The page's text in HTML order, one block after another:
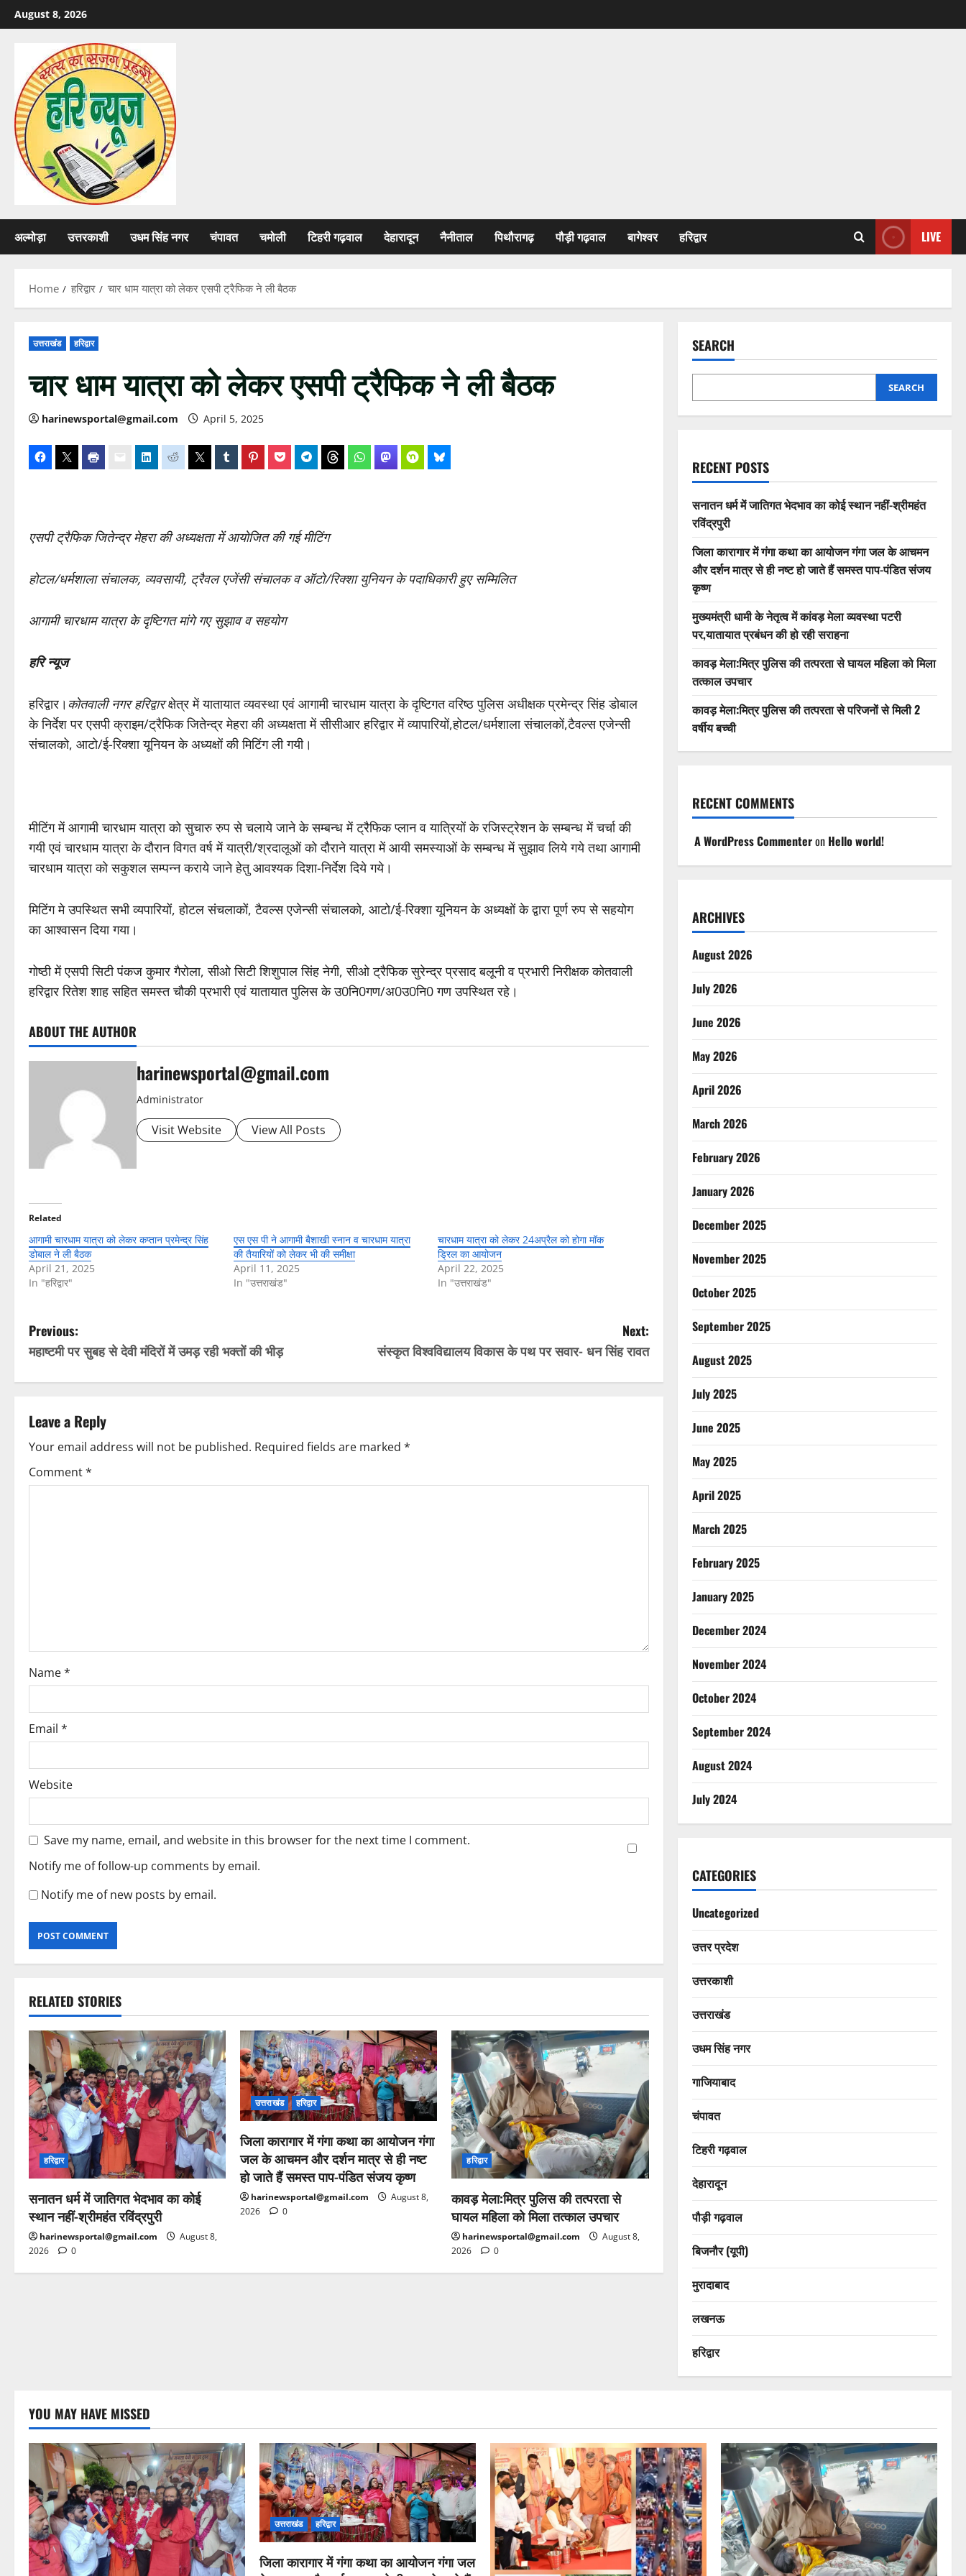
Skip
to
August 8, 2026
अल्मोड़ा उत्तरकाशी उधम सिंह नगर चंपावत चमोली टिहरी गढ़वाल देहारादून नैनीताल पिथौरागढ़ पौड़ी गढ़वाल बागेश्वर हरिद्वार LIVE
Home हरिद्वार चार धाम यात्रा को लेकर एसपी ट्रैफिक ने ली बैठक
उत्तराखंड हरिद्वार
चार धाम यात्रा को लेकर एसपी ट्रैफिक ने ली बैठक
harinewsportal@gmail.com April 5, 2025
एसपी ट्रैफिक जितेन्द्र मेहरा की अध्यक्षता में आयोजित की गई मीटिंग
होटल/धर्मशाला संचालक, व्यवसायी, ट्रैवल एजेंसी संचालक व ऑटो/रिक्शा युनियन के पदाधिकारी हुए सम्मिलित
आगामी चारधाम यात्रा के दृष्टिगत मांगे गए सुझाव व सहयोग
हरि न्यूज
हरिद्वार। कोतवाली नगर हरिद्वारक्षेत्र में यातायात व्यवस्था एवं आगामी चारधाम यात्रा के दृष्टिगत वरिष्ठ पुलिस अधीक्षक प्रमेन्द्र सिंह डोबाल
के निर्देश पर एसपी क्राइम/ट्रैफिक जितेन्द्र मेहरा की अध्यक्षता में सीसीआर हरिद्वार में व्यापारियों,होटल/धर्मशाला संचालकों,टैवल्स एजेन्सी
संचालको, आटो/ई-रिक्शा यूनियन के अध्यक्षों की मिटिंग ली गयी।
मीटिंग में आगामी चारधाम यात्रा को सुचारु रुप से चलाये जाने के सम्बन्ध में ट्रैफिक प्लान व यात्रियों के रजिस्ट्रेशन के सम्बन्ध में चर्चा की
गयी एवं चारधाम यात्रा के दौरान विगत वर्ष में यात्री/श्रदालूओं को दौराने यात्रा में आयी समस्याओं के सम्बन्ध में सुझाव लिये गये तथा आगामी
चारधाम यात्रा को सकुशल सम्पन्न कराये जाने हेतु आवश्यक दिशा-निर्देश दिये गये।
मिटिंग मे उपस्थित सभी व्यपारियों, होटल संचलाकों, टैवल्स एजेन्सी संचालको, आटो/ई-रिक्शा यूनियन के अध्यक्षों के द्वारा पूर्ण रुप से सहयोग
का आश्वासन दिया गया।
गोष्ठी में एसपी सिटी पंकज कुमार गैरोला, सीओ सिटी शिशुपाल सिंह नेगी, सीओ ट्रैफिक सुरेन्द्र प्रसाद बलूनी व प्रभारी निरीक्षक कोतवाली
हरिद्वार रितेश शाह सहित समस्त चौकी प्रभारी एवं यातायात पुलिस के उ0नि0गण/अ0उ0नि0 गण उपस्थित रहे।
ABOUT THE AUTHOR
harinewsportal@gmail.com
Administrator
Visit Website View All Posts
Related
आगामी चारधाम यात्रा को लेकर कप्तान प्रमेन्द्र सिंह
डोबाल ने ली बैठक
April 21, 2025
In "हरिद्वार"
एस एस पी ने आगामी बैशाखी स्नान व चारधाम यात्रा
की तैयारियों को लेकर भी की समीक्षा
April 11, 2025
In "उत्तराखंड"
चारधाम यात्रा को लेकर 24अप्रैल को होगा मॉक
ड्रिल का आयोजन
April 22, 2025
In "उत्तराखंड"
P
o
s
t
n
a
i
o
n
Previous:
महाष्टमी पर सुबह से देवी मंदिरों में उमड़ रही भक्तों की भीड़
Next:
संस्कृत विश्वविद्यालय विकास के पथ पर सवार- धन सिंह रावत
Leave a Reply
Your email address will not be published. Required fields are marked *
Comment*
Name*
Email *
Website
Save my name, email, and website in this browser for the next time I comment.
Notify me of follow-up comments by email.
Notify me of new posts by email.
RELATED STORIES
हरिद्वार
सनातन धर्म में जातिगत भेदभाव का कोई
स्थान नहीं-श्रीमहंत रविंद्रपुरी
harinewsportal@gmail.com
August 8,
2026
0
उत्तराखंड हरिद्वार
जिला कारागार में गंगा कथा का आयोजन गंगा
जल के आचमन और दर्शन मात्र से ही नष्ट
हो जाते हैं समस्त पाप-पंडित संजय कृष्ण
harinewsportal@gmail.com
August 8,
2026
0
हरिद्वार
कावड़ मेला:मित्र पुलिस की तत्परता से
घायल महिला को मिला तत्काल उपचार
harinewsportal@gmail.com
August 8,
2026
0
SEARCH
SEARCH
RECENT POSTS
सनातन धर्म में जातिगत भेदभाव का कोई स्थान नहीं-श्रीमहंत
रविंद्रपुरी
जिला कारागार में गंगा कथा का आयोजन गंगा जल के आचमन
और दर्शन मात्र से ही नष्ट हो जाते हैं समस्त पाप-पंडित संजय
कृष्ण
मुख्यमंत्री धामी के नेतृत्व में कांवड़ मेला व्यवस्था पटरी
पर,यातायात प्रबंधन की हो रही सराहना
कावड़ मेला:मित्र पुलिस की तत्परता से घायल महिला को मिला
तत्काल उपचार
कावड़ मेला:मित्र पुलिस की तत्परता से परिजनों से मिली 2
वर्षीय बच्ची
RECENT COMMENTS
A WordPress Commenteron Hello world!
ARCHIVES
August 2026
July 2026
June 2026
May 2026
April 2026
March 2026
February 2026
January 2026
December 2025
November 2025
October 2025
September 2025
August 2025
July 2025
June 2025
May 2025
April 2025
March 2025
February 2025
January 2025
December 2024
November 2024
October 2024
September 2024
August 2024
July 2024
CATEGORIES
Uncategorized
उत्तर प्रदेश
उत्तरकाशी
उत्तराखंड
उधम सिंह नगर
गाजियाबाद
चंपावत
टिहरी गढ़वाल
देहारादून
पौड़ी गढ़वाल
बिजनौर (यूपी)
मुरादाबाद
लखनऊ
हरिद्वार
YOU MAY HAVE MISSED
उत्तराखंड हरिद्वार
जिला कारागार में गंगा कथा का आयोजन गंगा जल